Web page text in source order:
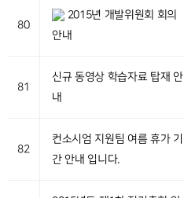
80
2015년 개발위원회 회의
안내
81
신규 동영상 학습자료 탑재 안
내
82
컨소시엄 지원팀 여름 휴가 기
간 안내 입니다.